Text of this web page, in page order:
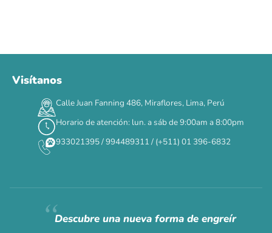
DÍAS HORAS MIN SEG
✕
Siempre fuimosraros.
Visítanos
Calle Juan Fanning 486, Miraflores, Lima, Perú
Horario de atención: lun. a sáb de 9:00am a 8:00pm
933021395 / 994489311 / (+511) 01 396-6832
Descubre una nueva forma de engreír